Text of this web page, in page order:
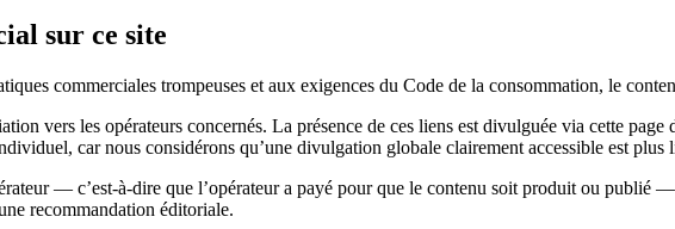
sur ce site
commerciales trompeuses et aux exigences du Code de la consommation, le
vers les opérateurs concernés. La présence de ces liens est divulguée via cette
car nous considérons qu’une divulgation globale clairement accessible est plus
— c’est-à-dire que l’opérateur a payé pour que le contenu soit produit ou publié
recommandation éditoriale.